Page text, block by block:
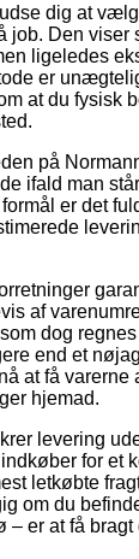
dig at
job. Den viser
ligeledes
er
at du fysisk
på
ifald man
er det
af
dog
end et
at få varerne
hjemad.
levering
for et
letkøbte
om du
– er at få